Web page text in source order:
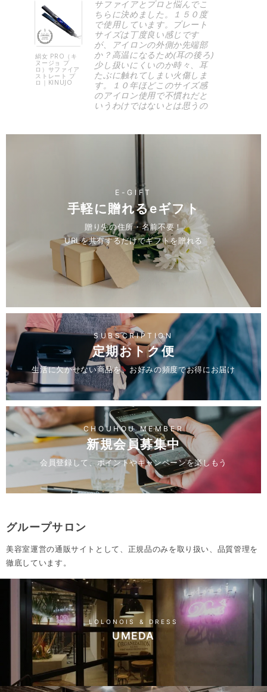
絹女 PRO（キ
ヌージョ プ
ロ）サファイア
ストレート プ
ロ｜KINUJO
サファイアとプロと悩んでこ
ちらに決めました。１５０度
で使用しています。プレート
サイズは丁度良い感じです
が、アイロンの外側か先端部
か？高温になるため(耳の後ろ)
少し扱いにくいのか時々、耳
たぶに触れてしまい火傷しま
す。１０年ほどこのサイズ感
のアイロン使用で不慣れだと
いうわけではないとは思うの
キープできずうねりが出てし
ったと満足感はあります。
Anonymous
E-GIFT
手軽に贈れるeギフト
贈り先の住所・名前不要！
URLを共有するだけでギフトを贈れる
SUBSCRIPTION
定期おトク便
生活に欠かせない商品を、お好みの頻度でお得にお届け
CHOUHOU MEMBER
新規会員募集中
会員登録して、ポイントやキャンペーンを楽しもう
グループサロン
美容室運営の通販サイトとして、正規品のみを取り扱い、品質管理を
徹底しています。
LOLONOIS & DRESS
UMEDA